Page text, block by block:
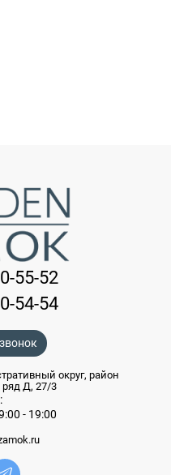
55-52
54-54
округ, район
Д, 27/3
- 19:00